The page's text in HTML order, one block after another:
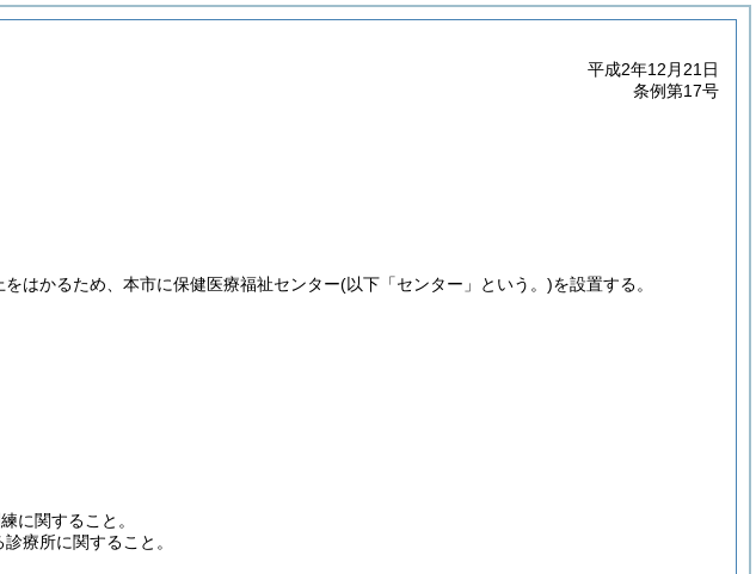
平成2年12月21日
条例第17号
はかるため、本市に保健医療福祉センター(以下「センター」という。)を設置する。
に関すること。
療所に関すること。